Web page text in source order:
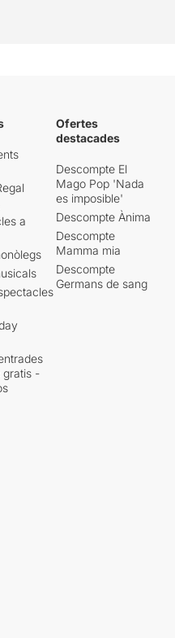
a
gratis -
Ofertes
destacades
Descompte El
Mago Pop 'Nada
es imposible'
Descompte Ànima
Descompte
Mamma mia
Descompte
Germans de sang